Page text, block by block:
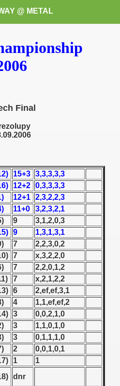
@ METAL
Final
15+3 3,3,3,3,3
12+2 0,3,3,3,3
12+1 2,3,2,2,3
11+0
3,2,3,2,1
9
3,1,2,0,3
9
1,3,1,3,1
7
2,2,3,0,2
7
x,3,2,2,0
7
2,2,0,1,2
7
x,2,1,2,2
6
2,ef,ef,3,1
4
1,1,ef,ef,2
3
0,0,2,1,0
3
1,1,0,1,0
3
0,1,1,1,0
2
0,0,1,0,1
1
1
dnr
to exchange or sale)